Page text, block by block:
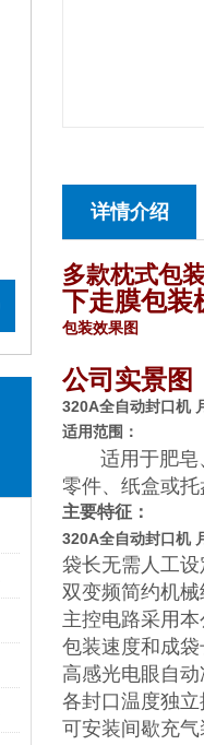
详情介绍
多款枕式包
下走膜包装
包装效果图
公司实景图
320A全自动封口机
适用范围：
适用于肥
零件、纸盒或
主要特征：
320A全自动封口机
袋长无需人工
双变频简约机
主控电路采用
包装速度和成
高感光电眼自
各封口温度独
可安装间歇充